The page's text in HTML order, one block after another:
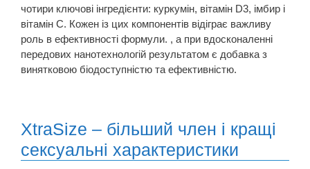
чотири ключові інгредієнти: куркумін, вітамін D3, імбир і
вітамін С. Кожен із цих компонентів відіграє важливу
роль в ефективності формули. , а при вдосконаленні
передових нанотехнологій результатом є добавка з
винятковою біодоступністю та ефективністю.
XtraSize – більший член і кращі
сексуальні характеристики